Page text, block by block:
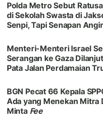
Polda Metro Sebut
di Sekolah Swasta di
Senpi, Tapi Senapan
Menteri-Menteri Israel
Serangan ke Gaza
Pata Jalan Perdamaian
BGN Pecat 66 Kepala
Ada yang Menekan Mitra
Minta Fee